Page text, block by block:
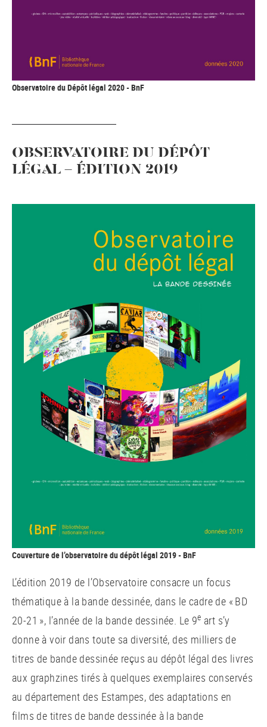
Observatoire du Dépôt légal 2020 - BnF
OBSERVATOIRE DU DÉPÔT
LÉGAL - ÉDITION 2019
Couverture de l’observatoire du dépôt légal 2019 - BnF
L’édition 2019 de l’Observatoire consacre un focus
thématique à la bande dessinée, dans le cadre de « BD
20-21 », l’année de la bande dessinée. Le 9e art s’y
donne à voir dans toute sa diversité, des milliers de
titres de bande dessinée reçus au dépôt légal des livres
aux graphzines tirés à quelques exemplaires conservés
au département des Estampes, des adaptations en
films de titres de bande dessinée à la bande